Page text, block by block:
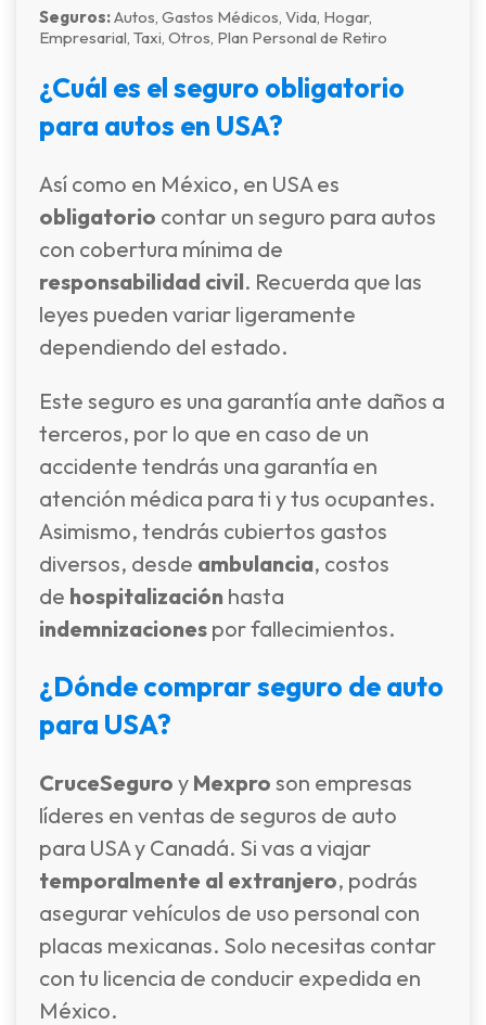
Seguros:Autos, Gastos Médicos, Vida, Hogar,
Empresarial, Taxi, Otros, Plan Personal de Retiro
¿Cuál es el seguro obligatorio
para autos en USA?
Así como en México, en USA es
obligatorio contar un seguro para autos
con cobertura mínima de
responsabilidad civil. Recuerda que las
leyes pueden variar ligeramente
dependiendo del estado.
Este seguro es una garantía ante daños a
terceros, por lo que en caso de un
accidente tendrás una garantía en
atención médica para ti y tus ocupantes.
Asimismo, tendrás cubiertos gastos
diversos, desde ambulancia, costos
de hospitalización hasta
indemnizaciones por fallecimientos.
¿Dónde comprar seguro de auto
para USA?
CruceSeguro y Mexpro son empresas
líderes en ventas de seguros de auto
para USA y Canadá. Si vas a viajar
temporalmente al extranjero, podrás
asegurar vehículos de uso personal con
placas mexicanas. Solo necesitas contar
con tu licencia de conducir expedida en
México.